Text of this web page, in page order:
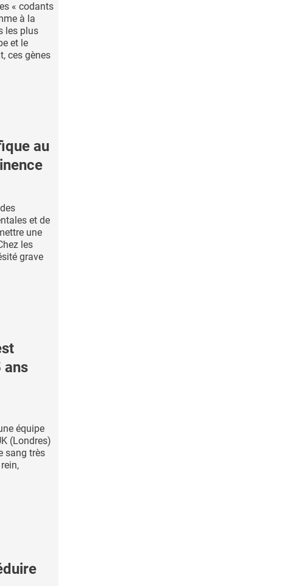
« codants
à la
les plus
et le
ces gènes
au
et de
une
les
grave
ans
équipe
(Londres)
sang très